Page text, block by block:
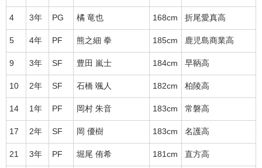
4 3年 PG 橘 竜也 168cm 折尾愛真高
5 4年 PF 熊之細 拳 185cm 鹿児島商業高
9 3年 SF 豊田 嵐士 184cm 早鞆高
10 2年 SF 石橋 颯人 182cm 柏陵高
14 1年 PF 岡村 朱音 183cm 常磐高
17 2年 SF 岡 優樹 183cm 名護高
21 3年 PF 堀尾 侑希 181cm 直方高